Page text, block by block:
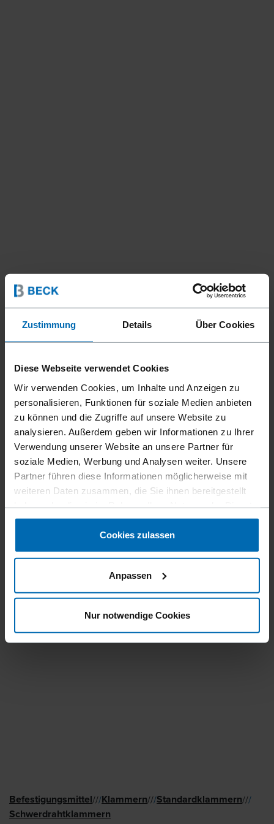
Zustimmung Details Über Cookies
Diese Webseite verwendet Cookies
Wir verwenden Cookies, um Inhalte und Anzeigen zu
personalisieren, Funktionen für soziale Medien anbieten
zu können und die Zugriffe auf unsere Website zu
analysieren. Außerdem geben wir Informationen zu Ihrer
Verwendung unserer Website an unsere Partner für
soziale Medien, Werbung und Analysen weiter. Unsere
Partner führen diese Informationen möglicherweise mit
weiteren Daten zusammen, die Sie ihnen bereitgestellt
gesammelt haben.
Cookies zulassen
Anpassen
Nur notwendige Cookies
Befestigungsmittel///Klammern///Standard­klammern///
Schwer­draht­klammern